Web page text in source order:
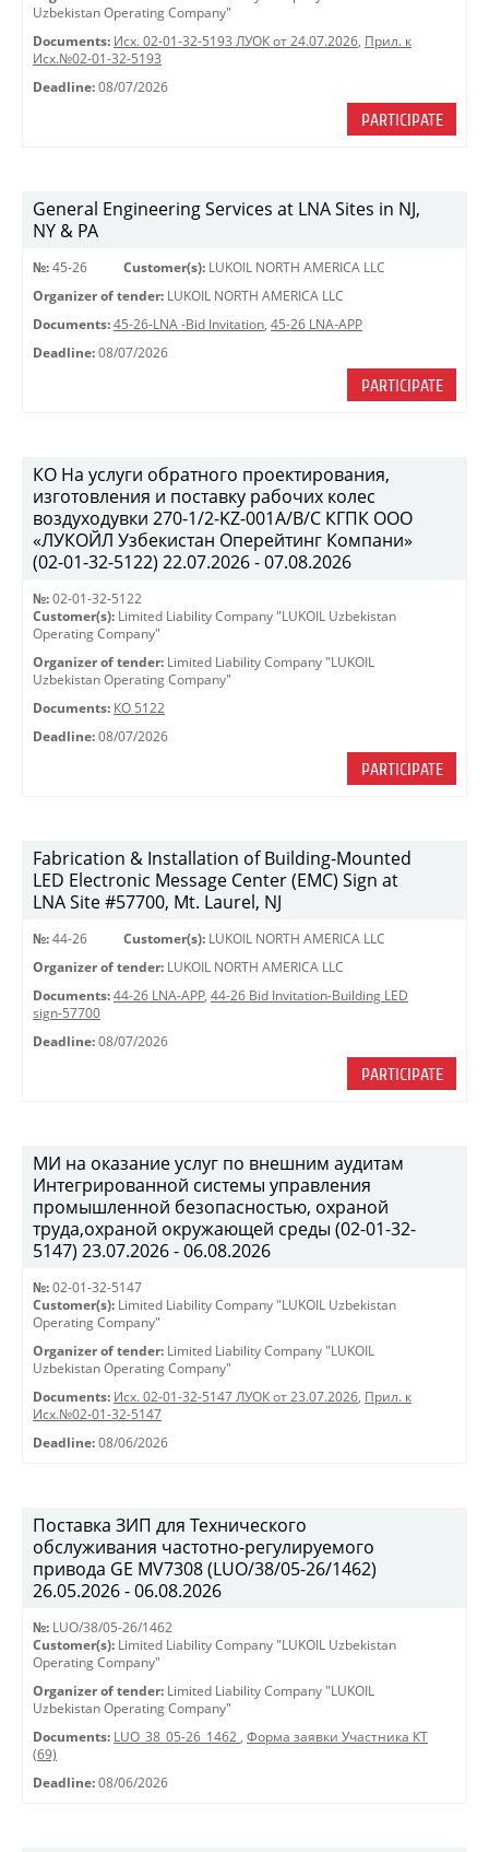
Uzbekistan Operating Company"
Documents: Исх. 02-01-32-5193 ЛУОК от 24.07.2026, Прил. к
Исх.№02-01-32-5193
Deadline: 08/07/2026
PARTICIPATE
General Engineering Services at LNA Sites in NJ,
NY & PA
№: 45-26 Customer(s): LUKOIL NORTH AMERICA LLC
Organizer of tender: LUKOIL NORTH AMERICA LLC
Documents: 45-26-LNA -Bid Invitation, 45-26 LNA-APP
Deadline: 08/07/2026
PARTICIPATE
КО На услуги обратного проектирования,
изготовления и поставку рабочих колес
воздуходувки 270-1/2-KZ-001A/B/C КГПК OOO
«ЛУКОЙЛ Узбекистан Оперейтинг Компани»
(02-01-32-5122) 22.07.2026 - 07.08.2026
№: 02-01-32-5122
Customer(s): Limited Liability Company "LUKOIL Uzbekistan
Operating Company"
Organizer of tender: Limited Liability Company "LUKOIL
Uzbekistan Operating Company"
Documents: КО 5122
Deadline: 08/07/2026
PARTICIPATE
Fabrication & Installation of Building-Mounted
LED Electronic Message Center (EMC) Sign at
LNA Site #57700, Mt. Laurel, NJ
№: 44-26 Customer(s): LUKOIL NORTH AMERICA LLC
Organizer of tender: LUKOIL NORTH AMERICA LLC
Documents: 44-26 LNA-APP, 44-26 Bid Invitation-Building LED
sign-57700
Deadline: 08/07/2026
PARTICIPATE
МИ на оказание услуг по внешним аудитам
Интегрированной системы управления
промышленной безопасностью, охраной
труда,охраной окружающей среды (02-01-32-
5147) 23.07.2026 - 06.08.2026
№: 02-01-32-5147
Customer(s): Limited Liability Company "LUKOIL Uzbekistan
Operating Company"
Organizer of tender: Limited Liability Company "LUKOIL
Uzbekistan Operating Company"
Documents: Исх. 02-01-32-5147 ЛУОК от 23.07.2026, Прил. к
Исх.№02-01-32-5147
Deadline: 08/06/2026
Поставка ЗИП для Технического
обслуживания частотно-регулируемого
привода GE MV7308 (LUO/38/05-26/1462)
26.05.2026 - 06.08.2026
№: LUO/38/05-26/1462
Customer(s): Limited Liability Company "LUKOIL Uzbekistan
Operating Company"
Organizer of tender: Limited Liability Company "LUKOIL
Uzbekistan Operating Company"
Documents: LUO_38_05-26_1462 , Форма заявки Участника КТ
(69)
Deadline: 08/06/2026